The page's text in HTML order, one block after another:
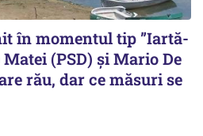
în momentul tip ”Iartă-
(PSD) și Mario De
rău, dar ce măsuri se